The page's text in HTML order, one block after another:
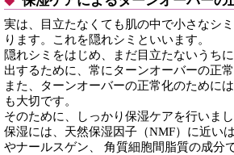
実は、目立たなくても肌の中で小さなシ
ります。これを隠れシミといいます。
隠れシミをはじめ、まだ目立たないうち
出するために、常にターンオーバーの正
また、ターンオーバーの正常化のために
も大切です。
そのために、しっかり保湿ケアを行いまし
保湿には、天然保湿因子（NMF）に近い
やナールスゲン、 角質細胞間脂質の成分